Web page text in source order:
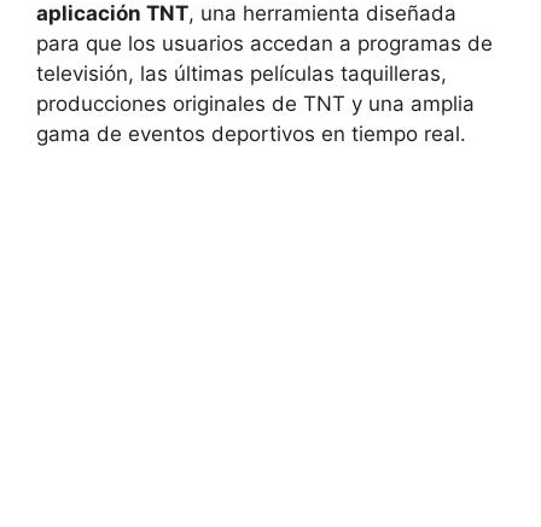
aplicación TNT, una herramienta diseñada
para que los usuarios accedan a programas de
televisión, las últimas películas taquilleras,
producciones originales de TNT y una amplia
gama de eventos deportivos en tiempo real.